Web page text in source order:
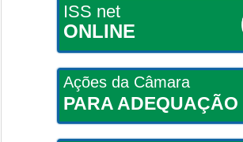
ISS net
ONLINE
Ações da Câmara
PARA ADEQUAÇÃO